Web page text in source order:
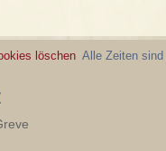
Alle Zeiten sind
löschen